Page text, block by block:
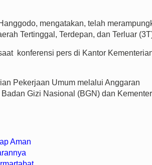
mengatakan, telah
Tertinggal, Terdepan, dan Terluar
konferensi pers di Kantor
Pekerjaan Umum melalui Anggaran
Gizi Nasional (BGN) dan
Aman